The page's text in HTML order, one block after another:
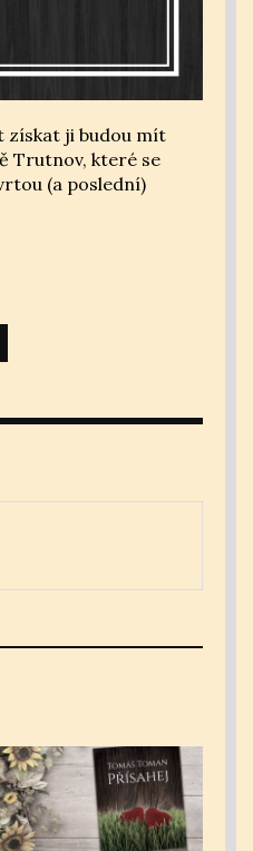
získat ji budou mít
Trutnov, které se
(a poslední)